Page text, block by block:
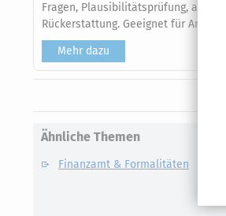
Fragen, Plausibilitätsprüfung,
Rückerstattung. Geeignet für
Mehr dazu
Ähnliche Themen
Finanzamt & Formalitäten